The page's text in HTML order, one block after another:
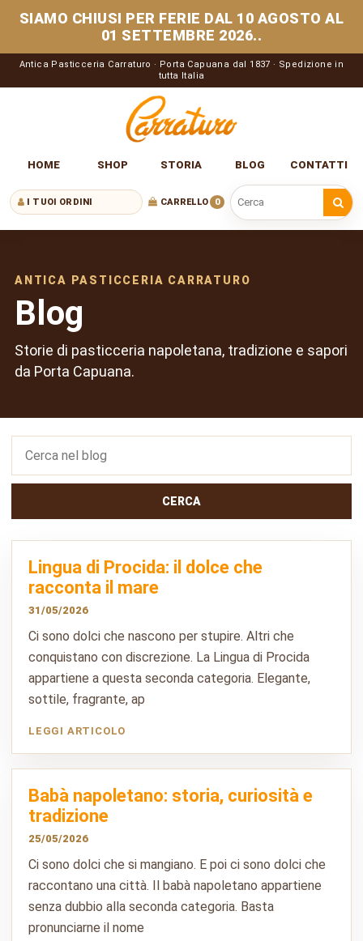
SIAMO CHIUSI PER FERIE DAL 10 AGOSTO AL
01 SETTEMBRE 2026..
Antica Pasticceria Carraturo · Porta Capuana dal 1837 · Spedizione in
tutta Italia
HOME SHOP STORIA BLOG CONTATTI
Cerca nel sito
I TUOI ORDINI CARRELLO 0
ANTICA PASTICCERIA CARRATURO
Blog
Storie di pasticceria napoletana, tradizione e sapori
da Porta Capuana.
CERCA
Lingua di Procida: il dolce che
racconta il mare
31/05/2026
Ci sono dolci che nascono per stupire. Altri che
conquistano con discrezione. La Lingua di Procida
appartiene a questa seconda categoria. Elegante,
sottile, fragrante, ap
LEGGI ARTICOLO
Babà napoletano: storia, curiosità e
tradizione
25/05/2026
Ci sono dolci che si mangiano. E poi ci sono dolci che
raccontano una città. Il babà napoletano appartiene
senza dubbio alla seconda categoria. Basta
pronunciarne il nome